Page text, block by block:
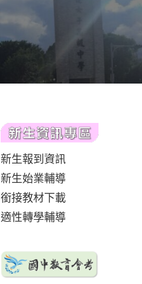
新生報到資訊
新生始業輔導
銜接教材下載
適性轉學輔導